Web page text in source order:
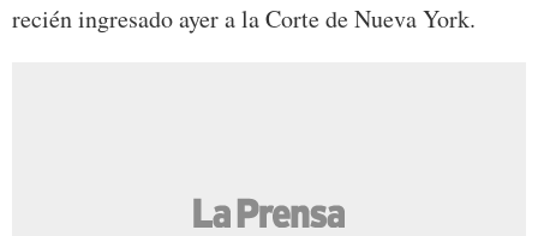
recién ingresado ayer a la Corte de Nueva York.